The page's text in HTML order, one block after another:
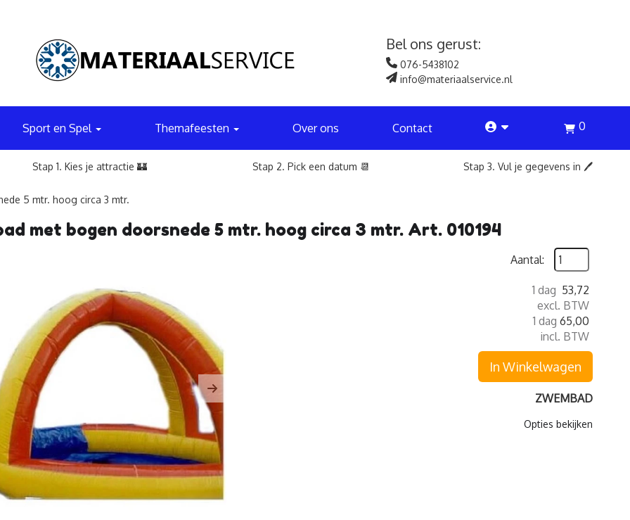
Bel ons gerust:
076-5438102
info@materiaalservice.nl
Sport en Spel Themafeesten Over ons Contact account 0
Stap 1. Kies je attractie 🏰 Stap 2. Pick een datum 📆 Stap 3. Vul je gegevens in 🖊️
5 mtr. hoog circa 3 mtr.
met bogen doorsnede 5 mtr. hoog circa 3 mtr. Art. 010194
Next
Aantal:
1 dag 53,72
excl. BTW
1 dag 65,00
incl. BTW
In Winkelwagen
ZWEMBAD
Opties bekijken